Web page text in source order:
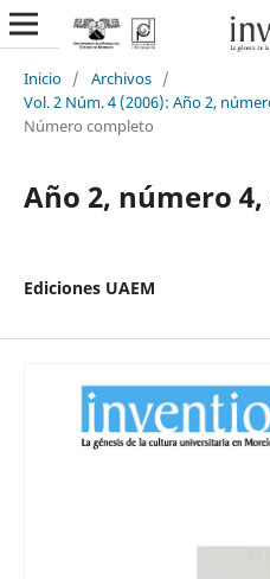
Inicio / Archivos /
Vol. 2 Núm. 4 (2006): Año 2,
Número completo
Año 2, número
Ediciones UAEM